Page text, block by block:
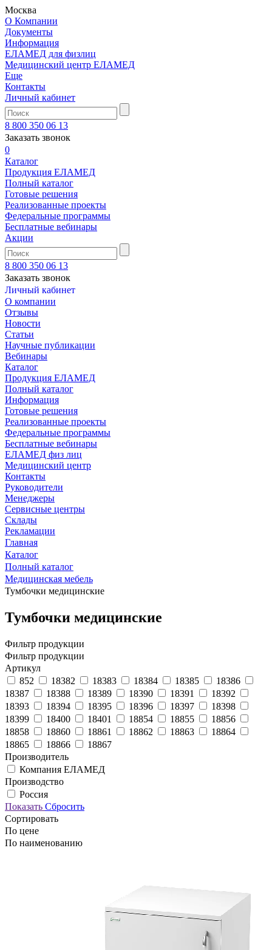
Москва
О Компании
Документы
Информация
ЕЛАМЕД для физлиц
Медицинский центр ЕЛАМЕД
Еще
Контакты
Личный кабинет
8 800 350 06 13
Заказать звонок
0
Каталог
Продукция ЕЛАМЕД
Полный каталог
Готовые решения
Реализованные проекты
Федеральные программы
Бесплатные вебинары
Акции
8 800 350 06 13
Заказать звонок
Личный кабинет
О компании
Отзывы
Новости
Статьи
Научные публикации
Вебинары
Каталог
Продукция ЕЛАМЕД
Полный каталог
Информация
Готовые решения
Реализованные проекты
Федеральные программы
Бесплатные вебинары
ЕЛАМЕД физ лиц
Медицинский центр
Контакты
Руководители
Менеджеры
Сервисные центры
Склады
Рекламации
Главная
Каталог
Полный каталог
Медицинская мебель
Тумбочки медицинские
Тумбочки медицинские
Фильтр продукции
Фильтр продукции
Артикул
852
18382 18383 18384 18385
18386
18387
18388 18389 18390 18391
18392
18393
18394 18395 18396 18397
18398
18399
18400 18401 18854 18855
18856
18858
18860 18861 18862 18863
18864
18865
18866
18867
Производитель
Компания ЕЛАМЕД
Производство
Россия
Показать Сбросить
Сортировать
По цене
По наименованию